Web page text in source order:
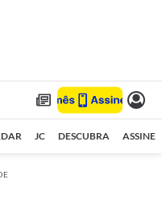
JC DESCUBRA ASSINE